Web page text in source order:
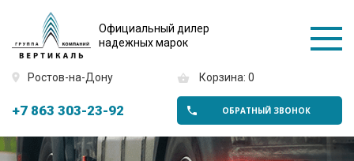
Официальный дилер
надежных марок
Ростов-на-Дону Корзина: 0
+7 863 303-23-92 ОБРАТНЫЙ ЗВОНОК